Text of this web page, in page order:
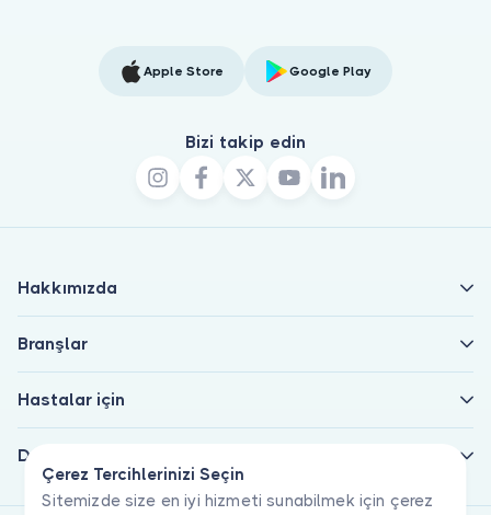
Çerez Tercihlerinizi Seçin
Sitemizde size en iyi hizmeti sunabilmek için çerez
Apple Store Google Play
Bizi takip edin
Hakkımızda
Branşlar
Hastalar için
Doktorlar için